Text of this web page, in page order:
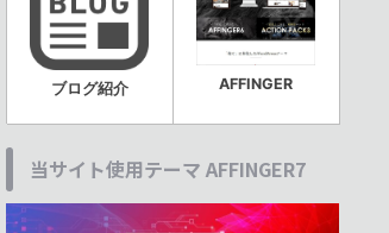
ブログ紹介 AFFINGER
当サイト使用テーマ AFFINGER7